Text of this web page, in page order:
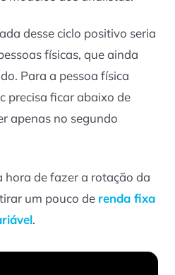
desse ciclo positivo seria
físicas, que ainda
Para a pessoa física
precisa ficar abaixo de
apenas no segundo
hora de fazer a rotação da
um pouco de renda fixa
.